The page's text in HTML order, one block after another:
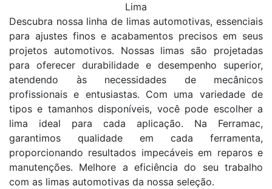
Lima
Descubra nossa linha de limas automotivas, essenciais
para ajustes finos e acabamentos precisos em seus
projetos automotivos. Nossas limas são projetadas
para oferecer durabilidade e desempenho superior,
atendendo às necessidades de mecânicos
profissionais e entusiastas. Com uma variedade de
tipos e tamanhos disponíveis, você pode escolher a
lima ideal para cada aplicação. Na Ferramac,
garantimos qualidade em cada ferramenta,
proporcionando resultados impecáveis em reparos e
manutenções. Melhore a eficiência do seu trabalho
com as limas automotivas da nossa seleção.